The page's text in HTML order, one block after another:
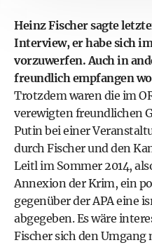
Heinz Fischer sagte
Interview, er habe sich
vorzuwerfen. Auch in
freundlich empfangen
Trotzdem waren die im
verewigten freundlichen
Putin bei einer
durch Fischer und den
Leitl im Sommer 2014,
Annexion der Krim, ein
gegenüber der APA eine
abgegeben. Es wäre
Fischer sich den